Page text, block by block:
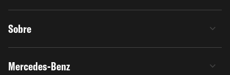
Sobre
Mercedes-Benz